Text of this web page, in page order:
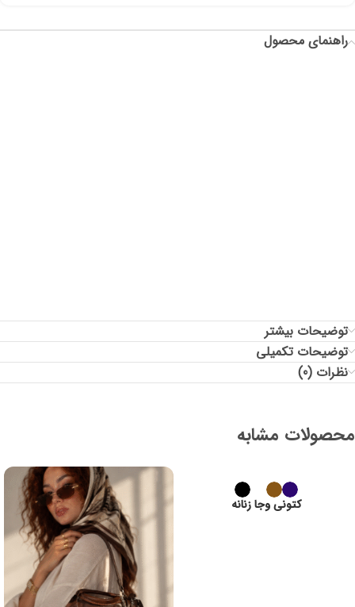
راهنمای محصول
توضیحات بیشتر
توضیحات تکمیلی
نظرات (0)
محصولات مشابه
کتونی وجا زنانه